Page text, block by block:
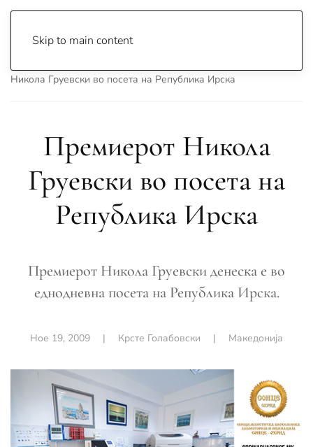
Skip to main content
Никола Груевски во посета на Република Ирска
Премиерот Никола
Груевски во посета на
Република Ирска
Премиерот Никола Груевски денеска е во
еднодневна посета на Република Ирска.
Ное 19, 2009 | Крсте Голабовски | Македонија